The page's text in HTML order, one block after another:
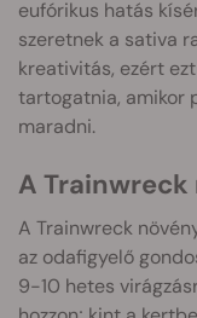
eufórikus hatás
szeretnek a sativa
kreativitás, ezért
tartogatnia, amikor
maradni.
A Trainwreck
A Trainwreck
az odafigyelő
9-10 hetes